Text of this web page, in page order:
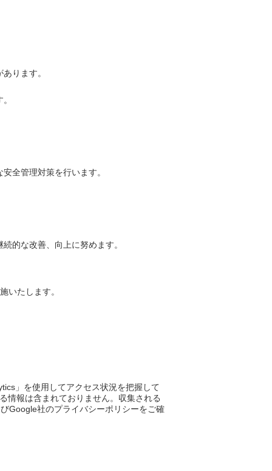
ります。
全管理対策を行います。
的な改善、向上に努めます。
いたします。
」を使用してアクセス状況を把握して
情報は含まれておりません。収集される
Google社のプライバシーポリシーをご確